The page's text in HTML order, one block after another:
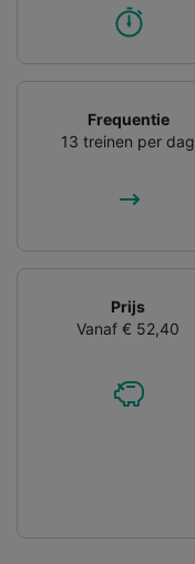
Frequentie
13 treinen per dag
Prijs
Vanaf € 52,40